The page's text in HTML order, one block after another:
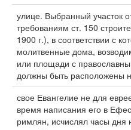
улице. Выбранный участок
требованиям ст. 150
1900 г.), в соответствии с
молитвенные дома,
или площади с
должны быть расположены
свое Евангелие не для
время написания его в
римлян, исчислял часы дня